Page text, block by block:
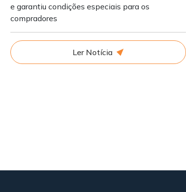
e garantiu condições especiais para os
compradores
Ler Notícia